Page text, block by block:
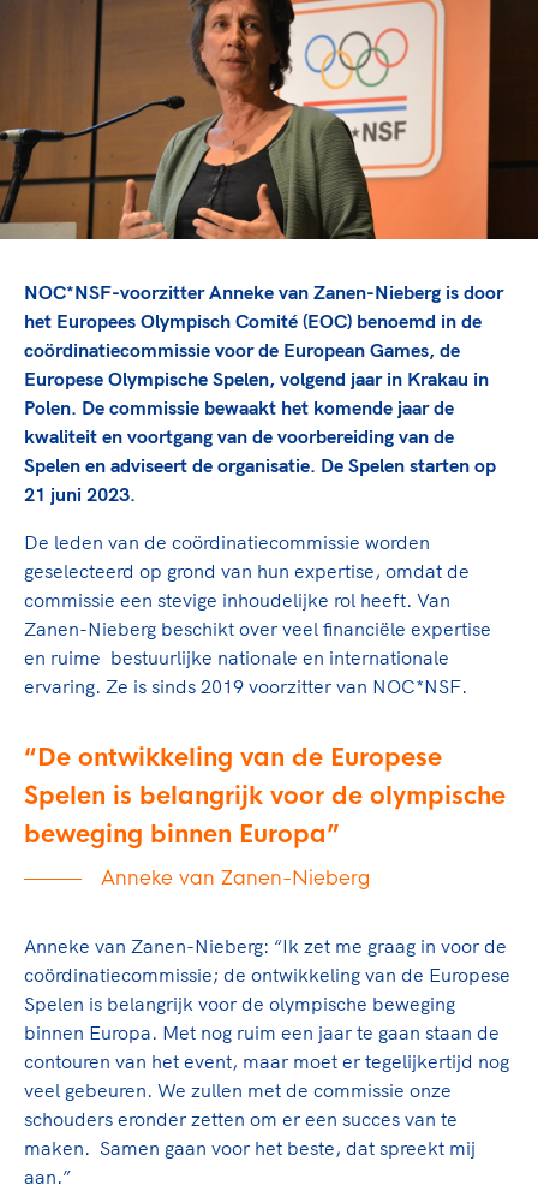
Sportonderzoek
Sportakkoord II
Game Changer
TeamNL kids
Olympische geschiedenis
Nieuwspagina
Columns
Sport gaat niet vanzelf
Sport verenigt. Op sportclubs, pleintjes, tijdens
een rondje fietsen, door samen te skaten of naar
de sportschool te gaan. Door samen te juichen
voor Sifan Hassan, Rico Verhoeven, Diede de
Groot en het Nederlands Elftal. Of met trots te
genieten van de karatewedstrijd van je dochter,
hockeywedstrijd van je buurjongen.
Lees verder
Veilige en integere sport
Diversiteit en inclusie
Gezonde sportomgeving
Duurzaamheid
Bekwaam sportkader
Vitale clubs en bestuurlijk kader
Clubacties
Handboek Wet- en Regelgeving
Opleidingen en trainingen
High5 Stappenplan
Ruimte voor sport
Clubondersteuning
Beroepskrachten
Samen voor een veilige
sportomgeving
Voor welk gedrag staat de club? Wat mag wel
langs de lijn, in de kleedkamer, kantine en online?
En wat mag vooral niet? Een gedragscode geeft
hier richting aan en is dus een belangrijk
ongewenst gedrag.
Lees verder
TeamNL Academie Kalender
Kennisaanbod TeamNL Experts
TeamNL Sport Science Centre
Olympische Spelen LA28
Europese Spelen Istanbul 2027
Topsportbeleid
Topsportfinanciering
Maatschappelijke waarde topsport
Top teamsportcompetities
De TeamNL Academie
De TeamNL Academie biedt een leer- en
ontwikkelprogramma voor de volgende functies
binnen TeamNL programma's: experts, coaches,
bestuurders, (technisch) directeuren, managers en
Lees verder
NOC*NSF-voorzitter Anneke van Zanen-Nieberg is door
het Europees Olympisch Comité (EOC) benoemd in de
coördinatiecommissie voor de European Games, de
Europese Olympische Spelen, volgend jaar in Krakau in
Polen. De commissie bewaakt het komende jaar de
kwaliteit en voortgang van de voorbereiding van de
Spelen en adviseert de organisatie. De Spelen starten op
21 juni 2023.
De leden van de coördinatiecommissie worden
geselecteerd op grond van hun expertise, omdat de
commissie een stevige inhoudelijke rol heeft. Van
Zanen-Nieberg beschikt over veel financiële expertise
en ruime bestuurlijke nationale en internationale
ervaring. Ze is sinds 2019 voorzitter van NOC*NSF.
De ontwikkeling van de Europese
Spelen is belangrijk voor de olympische
beweging binnen Europa
Anneke van Zanen-Nieberg
Anneke van Zanen-Nieberg: “Ik zet me graag in voor de
coördinatiecommissie; de ontwikkeling van de Europese
Spelen is belangrijk voor de olympische beweging
binnen Europa. Met nog ruim een jaar te gaan staan de
contouren van het event, maar moet er tegelijkertijd nog
veel gebeuren. We zullen met de commissie onze
schouders eronder zetten om er een succes van te
maken. Samen gaan voor het beste, dat spreekt mij
aan.”